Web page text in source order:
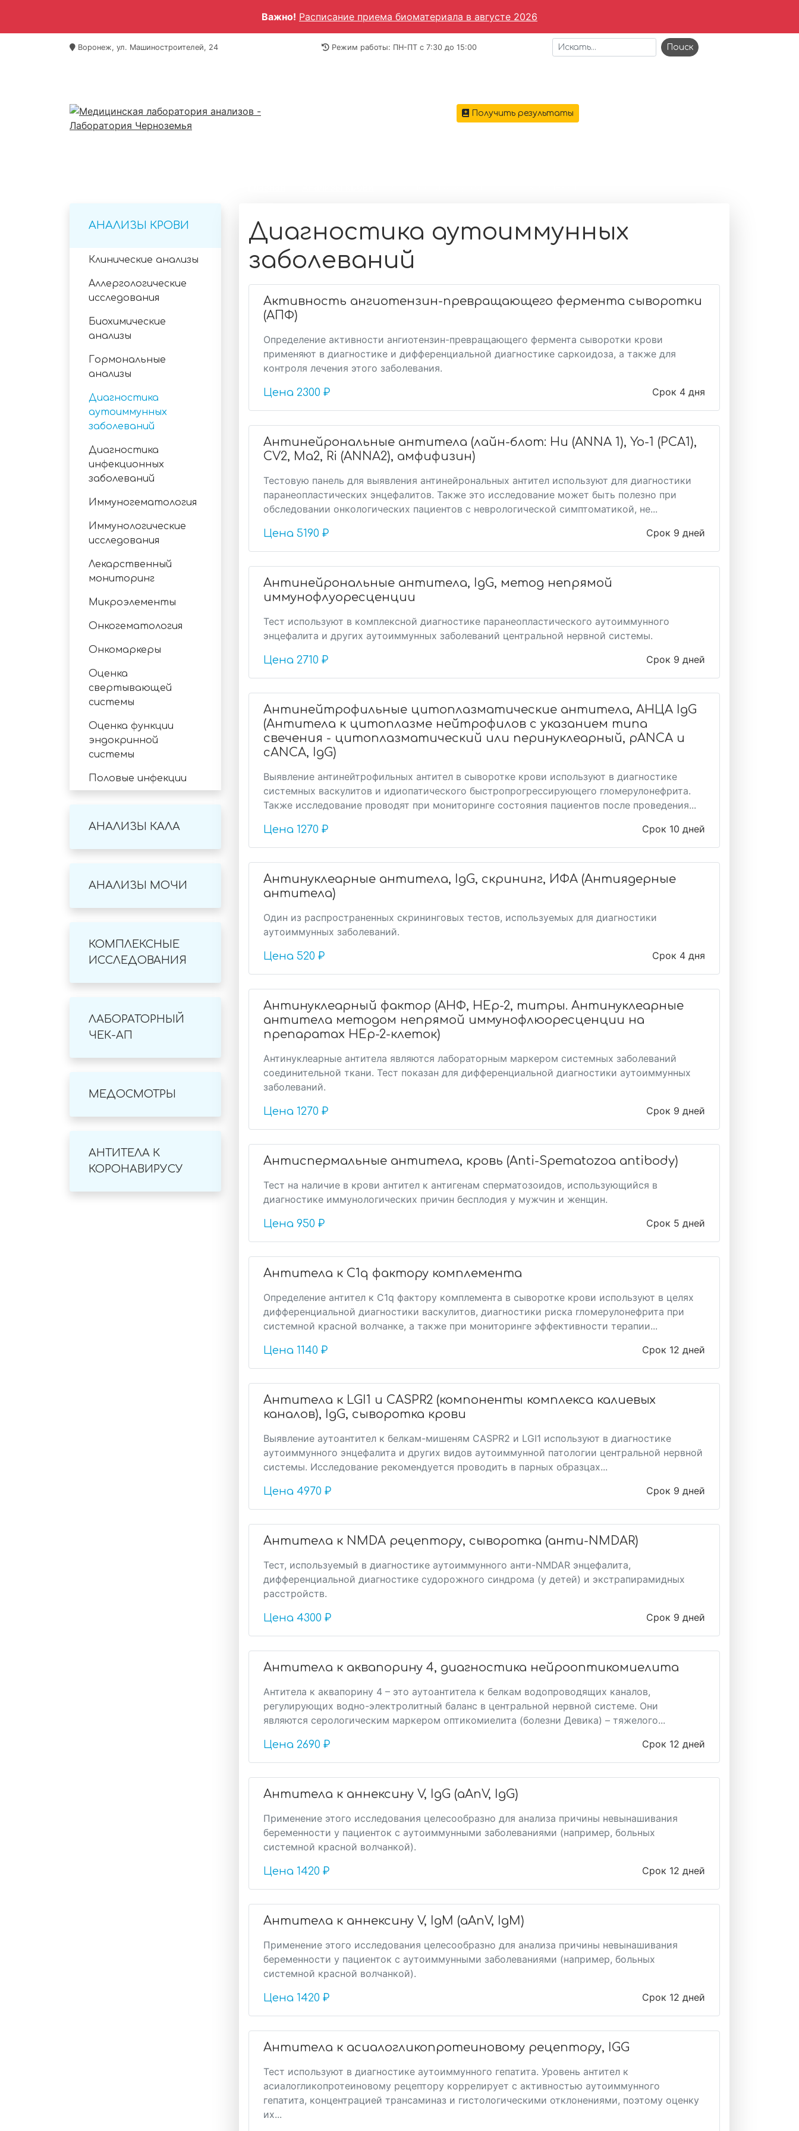
Важно! Расписание приема биоматериала в августе 2026
Воронеж, ул. Машиностроителей, 24 Режим работы: ПН-ПТ c 7:30 до 15:00
Получить результаты
АНАЛИЗЫ КРОВИ
Клинические анализы
Аллергологические
исследования
Биохимические
анализы
Гормональные
анализы
Диагностика
аутоиммунных
заболеваний
Диагностика
инфекционных
заболеваний
Иммуногематология
Иммунологические
исследования
Лекарственный
мониторинг
Микроэлементы
Онкогематология
Онкомаркеры
Оценка
свертывающей
системы
Оценка функции
эндокринной
системы
Половые инфекции
АНАЛИЗЫ КАЛА
АНАЛИЗЫ МОЧИ
КОМПЛЕКСНЫЕ
ИССЛЕДОВАНИЯ
ЛАБОРАТОРНЫЙ
ЧЕК-АП
МЕДОСМОТРЫ
АНТИТЕЛА К
КОРОНАВИРУСУ
Диагностика аутоиммунных
заболеваний
Активность ангиотензин-превращающего фермента сыворотки
(АПФ)
Определение активности ангиотензин-превращающего фермента сыворотки крови
применяют в диагностике и дифференциальной диагностике саркоидоза, а также для
контроля лечения этого заболевания.
Срок 4 дня
Цена 2300 ₽
Антинейрональные антитела (лайн-блот: Hu (ANNA 1), Yo-1 (PCA1),
CV2, Ма2, Ri (ANNA2), амфифизин)
Тестовую панель для выявления антинейрональных антител используют для диагностики
паранеопластических энцефалитов. Также это исследование может быть полезно при
обследовании онкологических пациентов с неврологической симптоматикой, не...
Срок 9 дней
Цена 5190 ₽
Антинейрональные антитела, IgG, метод непрямой
иммунофлуоресценции
Тест используют в комплексной диагностике паранеопластического аутоиммунного
энцефалита и других аутоиммунных заболеваний центральной нервной системы.
Срок 9 дней
Цена 2710 ₽
Антинейтрофильные цитоплазматические антитела, АНЦА IgG
(Антитела к цитоплазме нейтрофилов с указанием типа
свечения - цитоплазматический или перинуклеарный, pANCA и
cANCA, IgG)
Выявление антинейтрофильных антител в сыворотке крови используют в диагностике
системных васкулитов и идиопатического быстропрогрессирующего гломерулонефрита.
Также исследование проводят при мониторинге состояния пациентов после проведения...
Срок 10 дней
Цена 1270 ₽
Антинуклеарные антитела, IgG, скрининг, ИФА (Антиядерные
антитела)
Один из распространенных скрининговых тестов, используемых для диагностики
аутоиммунных заболеваний.
Срок 4 дня
Цена 520 ₽
Антинуклеарный фактор (АНФ, HEp-2, титры. Антинуклеарные
антитела методом непрямой иммунофлюоресценции на
препаратах HEp-2-клеток)
Антинуклеарные антитела являются лабораторным маркером системных заболеваний
соединительной ткани. Тест показан для дифференциальной диагностики аутоиммунных
заболеваний.
Срок 9 дней
Цена 1270 ₽
Антиспермальные антитела, кровь (Anti-Spematozoa antibody)
Тест на наличие в крови антител к антигенам сперматозоидов, использующийся в
диагностике иммунологических причин бесплодия у мужчин и женщин.
Срок 5 дней
Цена 950 ₽
Антитела к C1q фактору комплемента
Определение антител к C1q фактору комплемента в сыворотке крови используют в целях
дифференциальной диагностики васкулитов, диагностики риска гломерулонефрита при
системной красной волчанке, а также при мониторинге эффективности терапии...
Срок 12 дней
Цена 1140 ₽
Антитела к LGI1 и CASPR2 (компоненты комплекса калиевых
каналов), IgG, сыворотка крови
Выявление аутоантител к белкам-мишеням CASPR2 и LGI1 используют в диагностике
аутоиммунного энцефалита и других видов аутоиммунной патологии центральной нервной
системы. Исследование рекомендуется проводить в парных образцах...
Срок 9 дней
Цена 4970 ₽
Антитела к NMDA рецептору, сыворотка (анти-NMDAR)
Тест, используемый в диагностике аутоиммунного анти-NMDAR энцефалита,
дифференциальной диагностике судорожного синдрома (у детей) и экстрапирамидных
расстройств.
Срок 9 дней
Цена 4300 ₽
Антитела к аквапорину 4, диагностика нейрооптикомиелита
Антитела к аквапорину 4 – это аутоантитела к белкам водопроводящих каналов,
регулирующих водно-электролитный баланс в центральной нервной системе. Они
являются серологическим маркером оптикомиелита (болезни Девика) – тяжелого...
Срок 12 дней
Цена 2690 ₽
Антитела к аннексину V, IgG (aAnV, IgG)
Применение этого исследования целесообразно для анализа причины невынашивания
беременности у пациенток с аутоиммунными заболеваниями (например, больных
системной красной волчанкой).
Срок 12 дней
Цена 1420 ₽
Антитела к аннексину V, IgM (aAnV, IgM)
Применение этого исследования целесообразно для анализа причины невынашивания
беременности у пациенток с аутоиммунными заболеваниями (например, больных
системной красной волчанкой).
Срок 12 дней
Цена 1420 ₽
Антитела к асиалогликопротеиновому рецептору, IGG
Тест используют в диагностике аутоиммунного гепатита. Уровень антител к
асиалогликопротеиновому рецептору коррелирует с активностью аутоиммунного
гепатита, концентрацией трансаминаз и гистологическими отклонениями, поэтому оценку
их...